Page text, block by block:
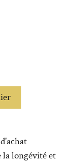
la longévité et